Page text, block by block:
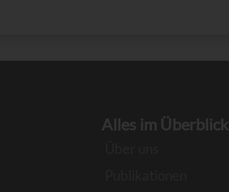
Alles im Überblick